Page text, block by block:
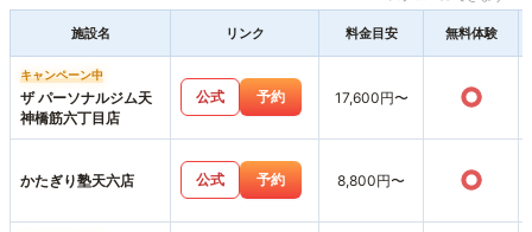
施設名 リンク 料金目安 無料体験
キャンペーン中
ザ パーソナルジム天
神橋筋六丁目店
公式 予約 17,600円〜 ○
かたぎり塾天六店 公式 予約 8,800円〜 ○